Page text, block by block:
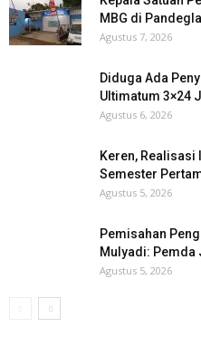
MBG di
Agustus 7, 2026
Diduga Ada
Ultimatum 3×24
Agustus 6, 2026
Keren,
Semester
Agustus 5, 2026
Pemisahan
Mulyadi: Pemda
Agustus 5, 2026